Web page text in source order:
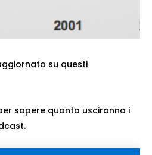
su questi
sapere quanto usciranno i